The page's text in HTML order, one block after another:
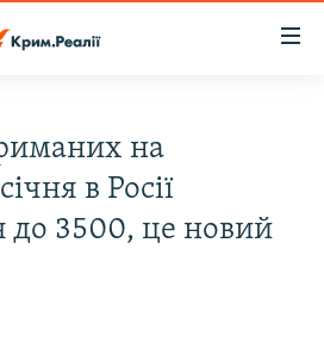
на
в Росії
до 3500, це новий